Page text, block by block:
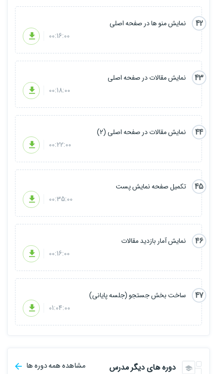
42
نمایش منو ها در صفحه اصلی
00:16:00
43
نمایش مقالات در صفحه اصلی
00:18:00
44
نمایش مقالات در صفحه اصلی (2)
00:22:00
45
تکمیل صفحه نمایش پست
00:35:00
46
نمایش آمار بازدید مقالات
00:16:00
47
ساخت بخش جستجو (جلسه پایانی)
01:04:00
دوره های دیگر مدرس مشاهده همه دوره ها